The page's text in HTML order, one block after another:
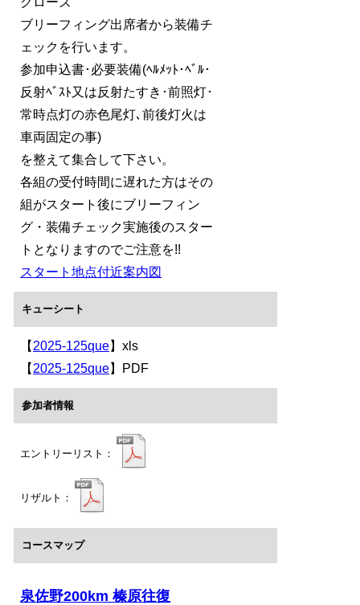
ブリーフィング出席者から装備チ
ェックを行います。
参加申込書･必要装備(ﾍﾙﾒｯﾄ･ﾍﾞﾙ･
反射ﾍﾞｽﾄ又は反射たすき･前照灯･
常時点灯の赤色尾灯､前後灯火は
車両固定の事)
を整えて集合して下さい。
各組の受付時間に遅れた方はその
組がスタート後にブリーフィン
グ・装備チェック実施後のスター
トとなりますのでご注意を!!
スタート地点付近案内図
キューシート
【 2025-125que】xls
【 2025-125que】PDF
参加者情報
エントリーリスト：
リザルト：
コースマップ
泉佐野200km 榛原往復